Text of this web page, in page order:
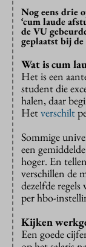
Nog eens drie
‘cum laude
de VU
geplaatst bij
Wat is cum
Het is een
student die
halen, daar
Hetverschilt
Sommige
een
hoger. En
verschillen de
dezelfde
per hbo-
Kijken
Een goede